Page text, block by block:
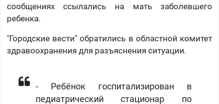
сообщениях ссылались на мать заболевшего
ребенка.
"Городские вести" обратились в областной комитет
здравоохранения для разъяснения ситуации.
- Ребёнок госпитализирован в
педиатрический стационар по